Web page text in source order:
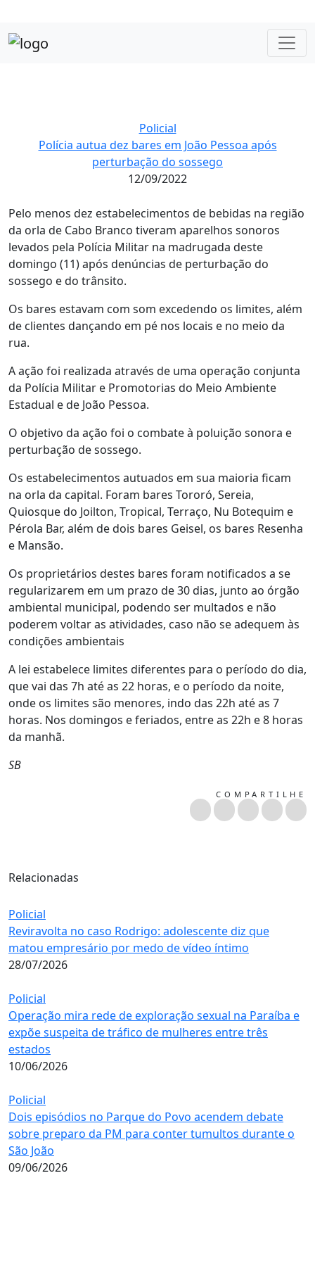
Policial
Polícia autua dez bares em João Pessoa após
perturbação do sossego
12/09/2022
Pelo menos dez estabelecimentos de bebidas na região
da orla de Cabo Branco tiveram aparelhos sonoros
levados pela Polícia Militar na madrugada deste
domingo (11) após denúncias de perturbação do
sossego e do trânsito.
Os bares estavam com som excedendo os limites, além
de clientes dançando em pé nos locais e no meio da
rua.
A ação foi realizada através de uma operação conjunta
da Polícia Militar e Promotorias do Meio Ambiente
Estadual e de João Pessoa.
O objetivo da ação foi o combate à poluição sonora e
perturbação de sossego.
Os estabelecimentos autuados em sua maioria ficam
na orla da capital. Foram bares Tororó, Sereia,
Quiosque do Joilton, Tropical, Terraço, Nu Botequim e
Pérola Bar, além de dois bares Geisel, os bares Resenha
e Mansão.
Os proprietários destes bares foram notificados a se
regularizarem em um prazo de 30 dias, junto ao órgão
ambiental municipal, podendo ser multados e não
poderem voltar as atividades, caso não se adequem às
condições ambientais
A lei estabelece limites diferentes para o período do dia,
que vai das 7h até as 22 horas, e o período da noite,
onde os limites são menores, indo das 22h até as 7
horas. Nos domingos e feriados, entre as 22h e 8 horas
da manhã.
SB
COMPARTILHE
Relacionadas
Policial
Reviravolta no caso Rodrigo: adolescente diz que
matou empresário por medo de vídeo íntimo
28/07/2026
Policial
Operação mira rede de exploração sexual na Paraíba e
expõe suspeita de tráfico de mulheres entre três
estados
10/06/2026
Policial
Dois episódios no Parque do Povo acendem debate
sobre preparo da PM para conter tumultos durante o
São João
09/06/2026